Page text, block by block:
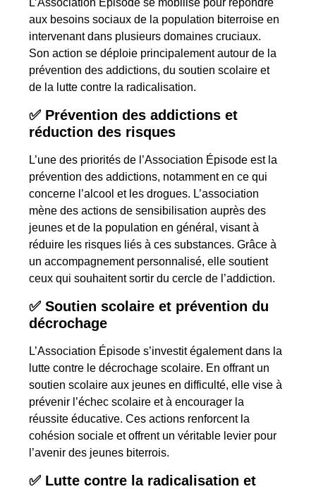
L’Association Épisode se mobilise pour répondre
aux besoins sociaux de la population biterroise en
intervenant dans plusieurs domaines cruciaux.
Son action se déploie principalement autour de la
prévention des addictions, du soutien scolaire et
de la lutte contre la radicalisation.
✅ Prévention des addictions et
réduction des risques
L’une des priorités de l’Association Épisode est la
prévention des addictions, notamment en ce qui
concerne l’alcool et les drogues. L’association
mène des actions de sensibilisation auprès des
jeunes et de la population en général, visant à
réduire les risques liés à ces substances. Grâce à
un accompagnement personnalisé, elle soutient
ceux qui souhaitent sortir du cercle de l’addiction.
✅ Soutien scolaire et prévention du
décrochage
L’Association Épisode s’investit également dans la
lutte contre le décrochage scolaire. En offrant un
soutien scolaire aux jeunes en difficulté, elle vise à
prévenir l’échec scolaire et à encourager la
réussite éducative. Ces actions renforcent la
cohésion sociale et offrent un véritable levier pour
l’avenir des jeunes biterrois.
✅ Lutte contre la radicalisation et